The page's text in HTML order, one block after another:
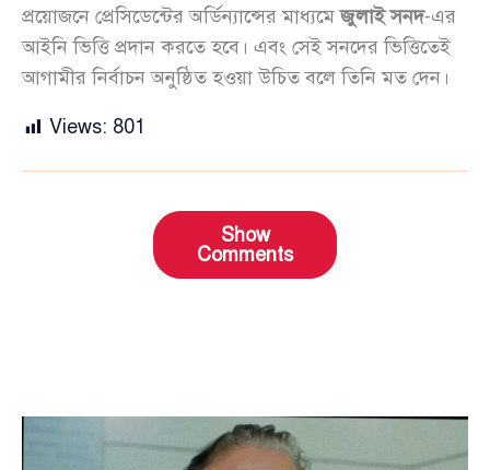
প্রয়োজনে প্রেসিডেন্টের অর্ডিন্যান্সের মাধ্যমেজুলাই সনদ-এর
আইনি ভিত্তি প্রদান করতে হবে। এবং সেই সনদের ভিত্তিতেই
আগামীর নির্বাচন অনুষ্ঠিত হওয়া উচিত বলে তিনি মত দেন।
Views: 801
Show
Comments